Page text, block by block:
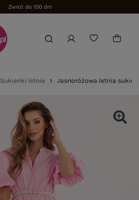
Zwrot do 100 dni
Sukienki letnie Jasnoróżowa letnia